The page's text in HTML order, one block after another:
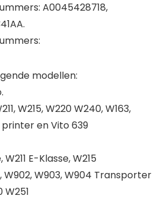
A0045428718,
modellen:
W215, W220 W240, W163,
printer en Vito 639
E-Klasse, W215
W902, W903, W904 Transporter
W251